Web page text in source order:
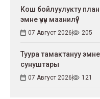
Кош бойлуулукту
эмне үчүн маанилүү?
07 Август 2026 205
Туура тамактануу
сунуштары
07 Август 2026 121